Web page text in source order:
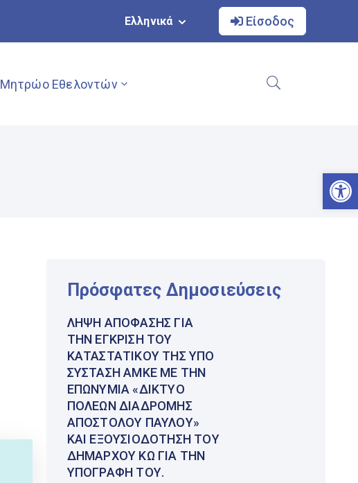
Ελληνικά Είσοδος
Μητρώο Εθελοντών
Πρόσφατες Δημοσιεύσεις
ΛΉΨΗ ΑΠΌΦΑΣΗΣ ΓΙΑ
ΤΗΝ ΈΓΚΡΙΣΗ ΤΟΥ
ΚΑΤΑΣΤΑΤΙΚΟΎ ΤΗΣ ΥΠΌ
ΣΎΣΤΑΣΗ ΑΜΚΕ ΜΕ ΤΗΝ
ΕΠΩΝΥΜΊΑ «ΔΊΚΤΥΟ
ΠΌΛΕΩΝ ΔΙΑΔΡΟΜΉΣ
ΑΠΟΣΤΌΛΟΥ ΠΑΎΛΟΥ»
ΚΑΙ ΕΞΟΥΣΙΟΔΌΤΗΣΗ ΤΟΥ
ΔΗΜΆΡΧΟΥ ΚΩ ΓΙΑ ΤΗΝ
ΥΠΟΓΡΑΦΉ ΤΟΥ.